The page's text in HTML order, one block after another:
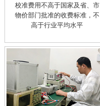
校准费用不高于国家及省、市
物价部门批准的收费标准，不
高于行业平均水平